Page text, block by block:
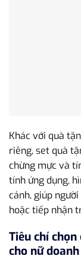
Khác với quà
riêng, set quà
chừng mực và
tính ứng dụng,
cảnh, giúp
hoặc tiếp nhận
Tiêu chí
cho nữ